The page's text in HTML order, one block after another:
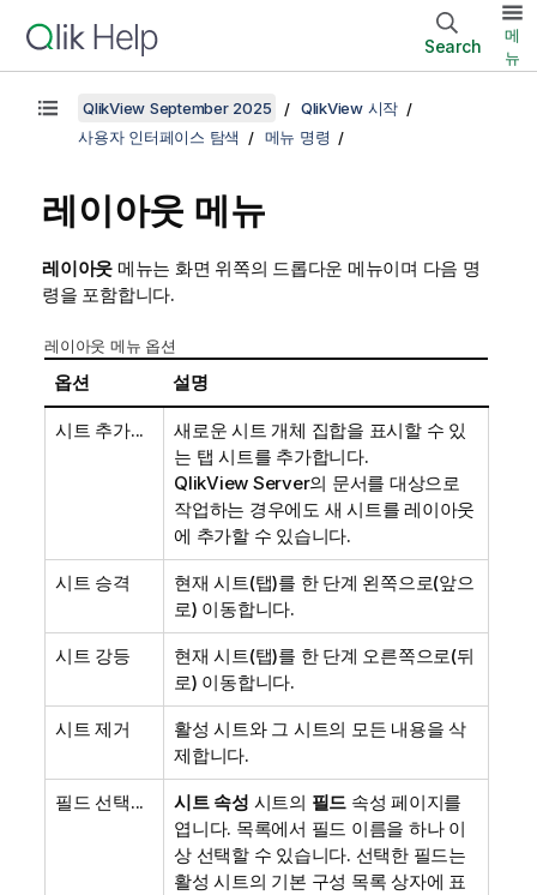
Search
메
뉴
QlikView September 2025
QlikView 시작
사용자 인터페이스 탐색
메뉴 명령
레이아웃 메뉴
레이아웃 메뉴는 화면 위쪽의 드롭다운 메뉴이며 다음 명
령을 포함합니다.
레이아웃 메뉴 옵션
옵션 설명
시트 추가...
새로운 시트 개체 집합을 표시할 수 있
는 탭 시트를 추가합니다.
QlikView Server의 문서를 대상으로
작업하는 경우에도 새 시트를 레이아웃
에 추가할 수 있습니다.
시트 승격
현재 시트(탭)를 한 단계 왼쪽으로(앞으
로) 이동합니다.
시트 강등
현재 시트(탭)를 한 단계 오른쪽으로(뒤
로) 이동합니다.
시트 제거
활성 시트와 그 시트의 모든 내용을 삭
제합니다.
필드 선택... 시트 속성 시트의 필드 속성 페이지를
엽니다. 목록에서 필드 이름을 하나 이
상 선택할 수 있습니다. 선택한 필드는
활성 시트의 기본 구성 목록 상자에 표